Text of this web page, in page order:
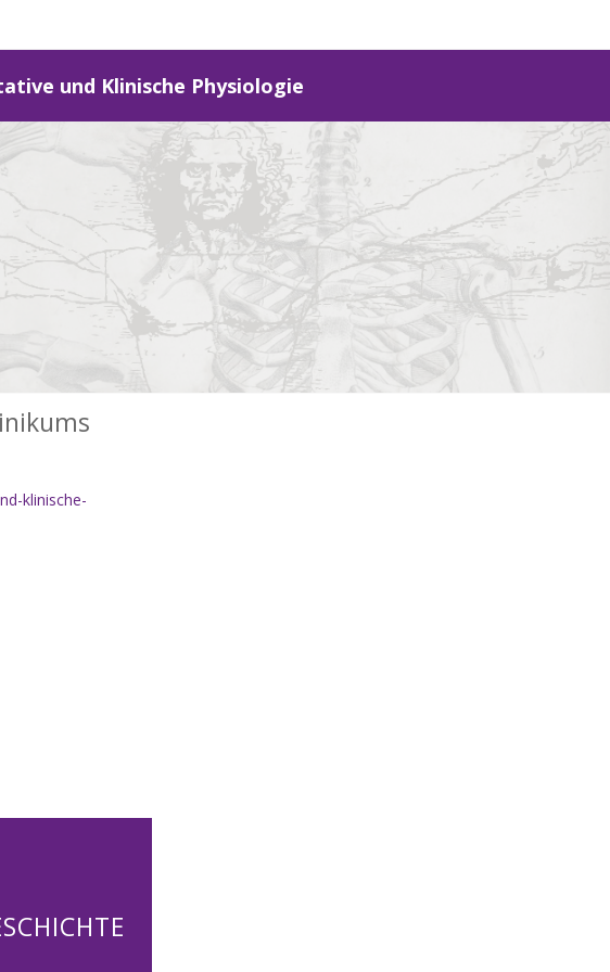
und Klinische Physiologie
klinische-